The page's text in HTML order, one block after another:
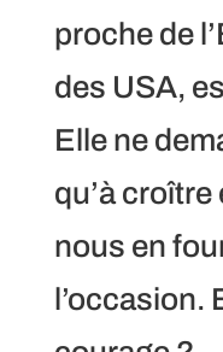
proche de
des USA,
Elle ne
qu’à
nous en
l’occasion.